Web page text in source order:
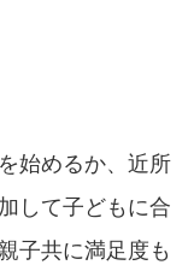
始めるか、近所
して子どもに合
子共に満足度も